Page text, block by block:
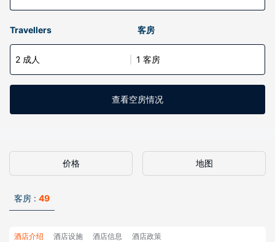
Travellers 客房
2 成人 1 客房
查看空房情况
价格 地图
客房 : 49
酒店介绍 酒店设施 酒店信息 酒店政策